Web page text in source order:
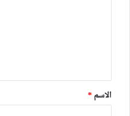
*
الاسم *